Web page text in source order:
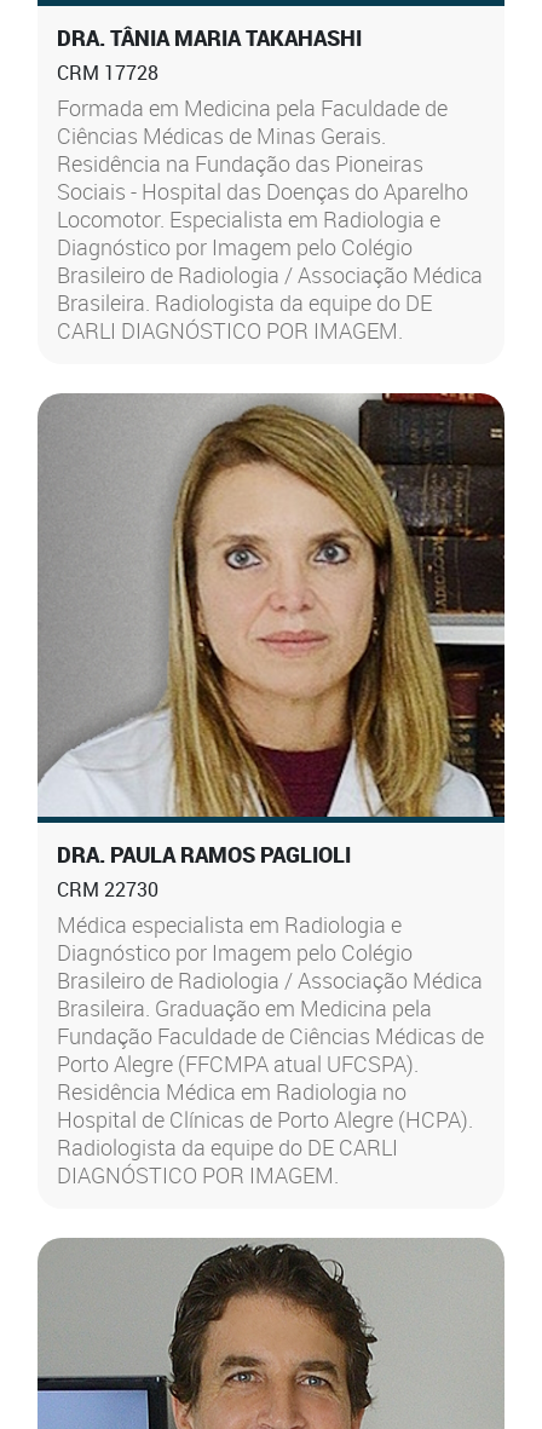
DRA. TÂNIA MARIA TAKAHASHI
CRM 17728
Formada em Medicina pela Faculdade de
Ciências Médicas de Minas Gerais.
Residência na Fundação das Pioneiras
Sociais - Hospital das Doenças do Aparelho
Locomotor. Especialista em Radiologia e
Diagnóstico por Imagem pelo Colégio
Brasileiro de Radiologia / Associação Médica
Brasileira. Radiologista da equipe do DE
CARLI DIAGNÓSTICO POR IMAGEM.
DRA. PAULA RAMOS PAGLIOLI
CRM 22730
Médica especialista em Radiologia e
Diagnóstico por Imagem pelo Colégio
Brasileiro de Radiologia / Associação Médica
Brasileira. Graduação em Medicina pela
Fundação Faculdade de Ciências Médicas de
Porto Alegre (FFCMPA atual UFCSPA).
Residência Médica em Radiologia no
Hospital de Clínicas de Porto Alegre (HCPA).
Radiologista da equipe do DE CARLI
DIAGNÓSTICO POR IMAGEM.